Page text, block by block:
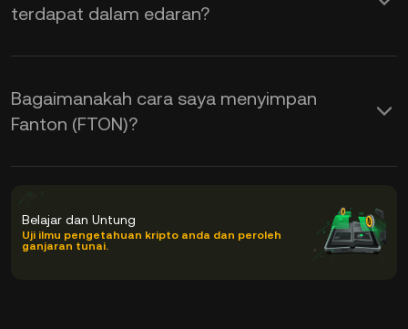
terdapat dalam edaran?
Bagaimanakah cara saya menyimpan
Fanton (FTON)?
Belajar dan Untung
Uji ilmu pengetahuan kripto anda dan peroleh
ganjaran tunai.